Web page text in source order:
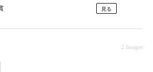
見る
2 Images